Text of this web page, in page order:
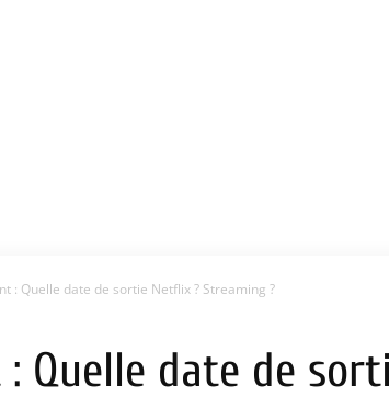
: Quelle date de sortie Netflix ? Streaming ?
: Quelle date de